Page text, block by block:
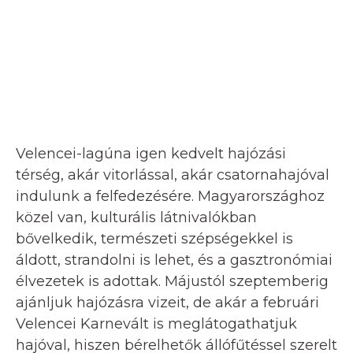
Velencei-lagúna igen kedvelt hajózási
térség, akár vitorlással, akár csatornahajóval
indulunk a felfedezésére. Magyarországhoz
közel van, kulturális látnivalókban
bővelkedik, természeti szépségekkel is
áldott, strandolni is lehet, és a gasztronómiai
élvezetek is adottak. Májustól szeptemberig
ajánljuk hajózásra vizeit, de akár a februári
Velencei Karnevált is meglátogathatjuk
hajóval, hiszen bérelhetők állófűtéssel szerelt